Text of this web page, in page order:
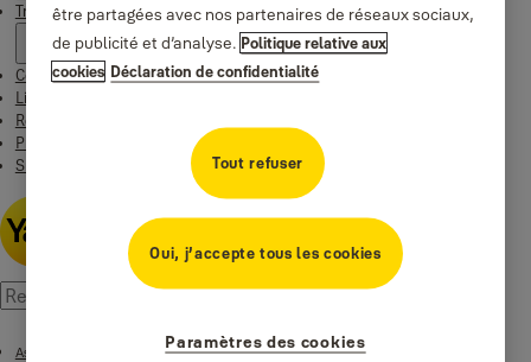
Trouver un revendeur
Contact
Linus Smart Lock
Rentals Yale & EleaOpen
Productos
Smart Residential
Assistance Caméras intelligentes
être partagées avec nos partenaires de réseaux sociaux,
de publicité et d’analyse. Politique relative aux
cookies Déclaration de confidentialité
Tout refuser
Oui, j’accepte tous les cookies
Paramètres des cookies